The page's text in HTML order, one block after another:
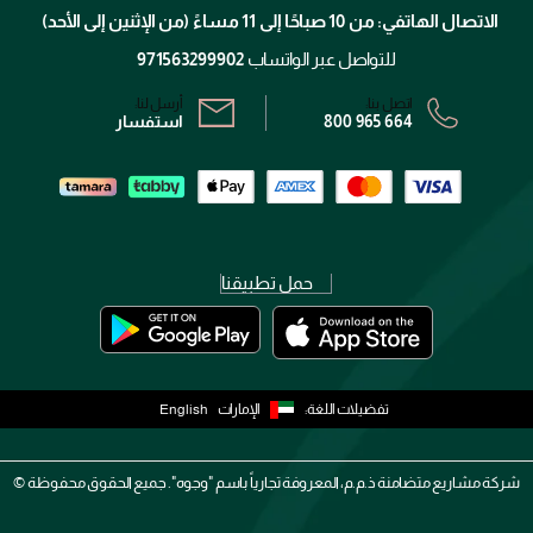
الشروط و الأحكام
سياسة الخصوصية
الاتصال الهاتفي: من 10 صباحًا إلى 11 مساءً (من الإثنين إلى الأحد)
للتواصل عبر الواتساب 971563299902
اتصل بنا:
800 965 664
أرسل لنا:
استفسار
حمل تطبيقنا
تفضيلات اللغة: الإمارات English
شركة مشاريع متضامنة ذ.م.م، المعروفة تجارياً باسم "وجوه". جميع الحقوق محفوظة ©